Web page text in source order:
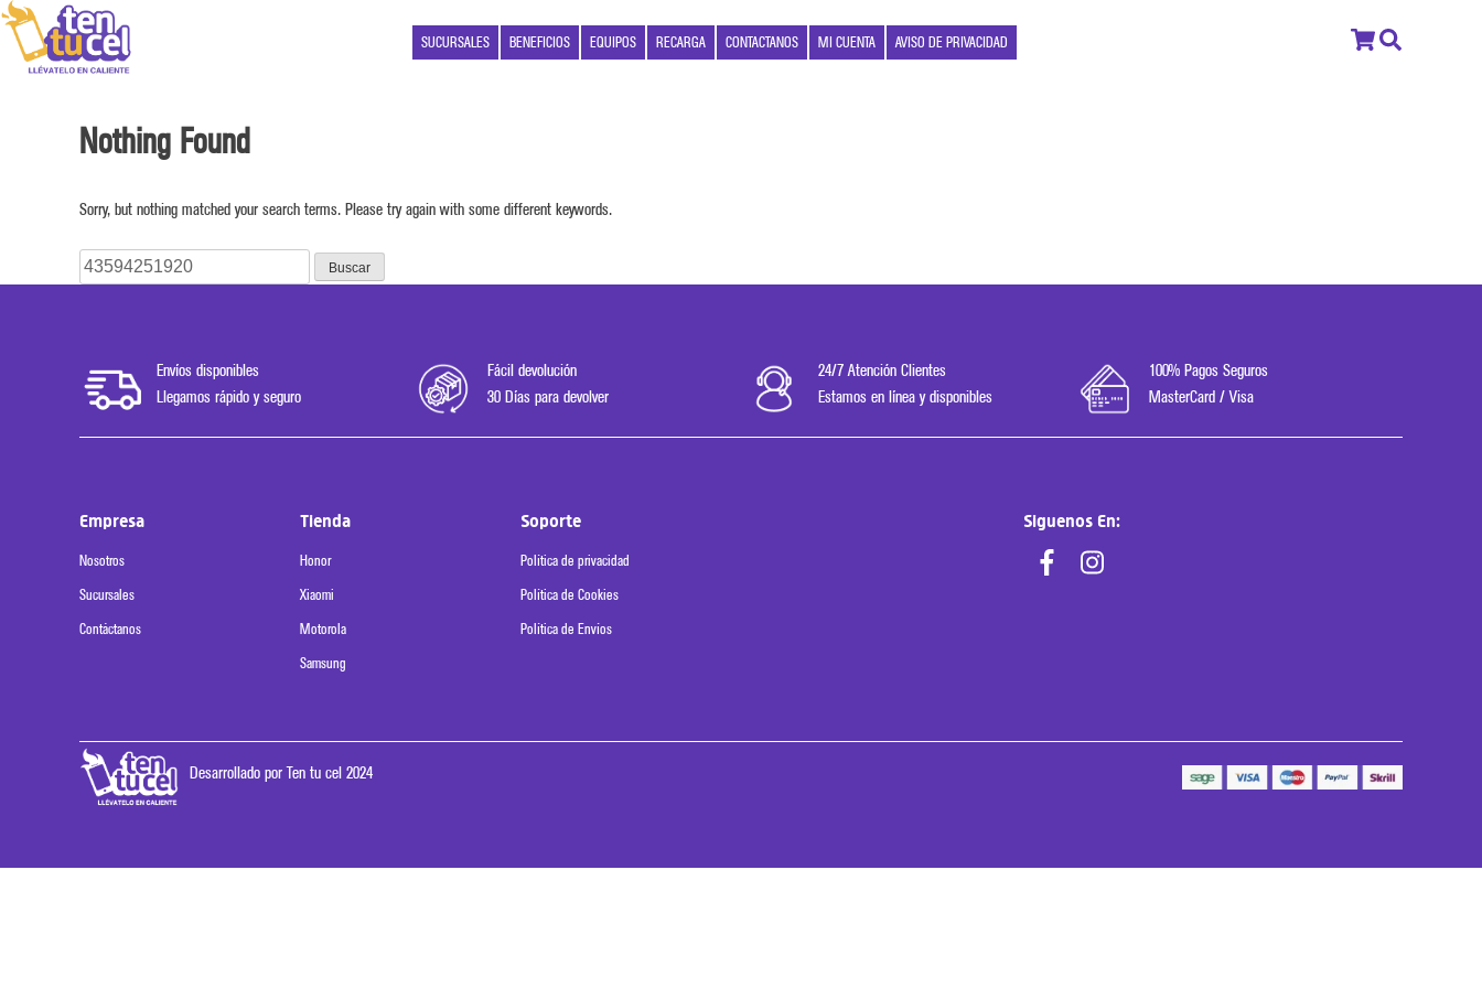
SUCURSALES BENEFICIOS EQUIPOS RECARGA CONTACTANOS MI CUENTA AVISO DE PRIVACIDAD
Nothing Found
Sorry, but nothing matched your search terms. Please try again with some different keywords.
Buscar:
Envíos disponibles
Llegamos rápido y seguro
Fácil devolución
30 Días para devolver
24/7 Atención Clientes
Estamos en línea y disponibles
100% Pagos Seguros
MasterCard / Visa
Empresa
Nosotros
Sucursales
Contáctanos
Tienda
Honor
Xiaomi
Motorola
Samsung
Soporte
Política de privacidad
Política de Cookies
Política de Envíos
Siguenos En:
Desarrollado por Ten tu cel 2024